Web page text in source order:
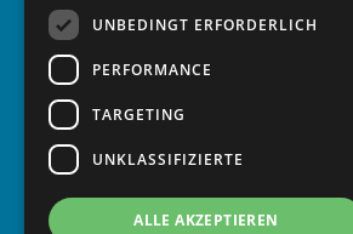
Social Media
Nimm noch heute auf unseren Social
Kontakt mit uns auf, um mehr zu
Gespräch zu kommen.
UNBEDINGT ERFORDERLICH
PERFORMANCE
TARGETING
UNKLASSIFIZIERTE
ALLE AKZEPTIEREN